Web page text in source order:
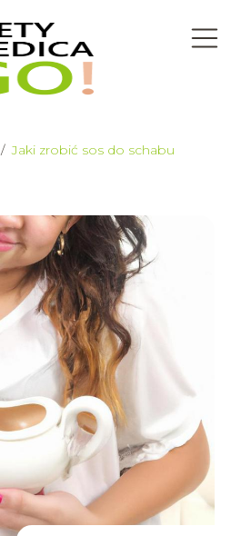
/Jaki zrobić sos do schabu